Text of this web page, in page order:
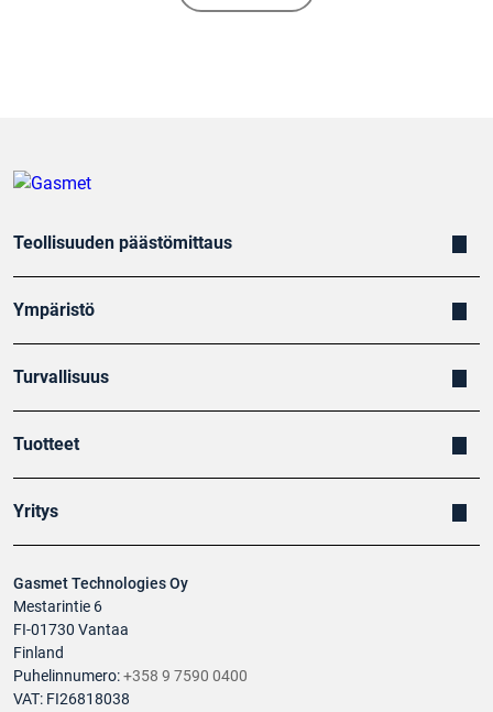
Gasmet Technologies Oy
Mestarintie 6
FI-01730 Vantaa
Finland
Puhelinnumero:+358 9 7590 0400
VAT: FI26818038
Teollisuuden päästömittaus
Ympäristö
Turvallisuus
Tuotteet
Yritys